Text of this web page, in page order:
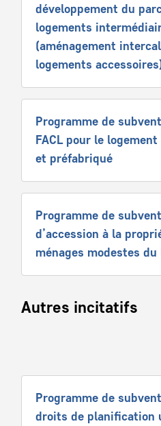
développement du
logements
(aménagement
logements
Programme de
FACL pour le
et préfabriqué
Programme de
d’accession à la
ménages modestes du
Autres incitatifs
Programme de
droits de planification